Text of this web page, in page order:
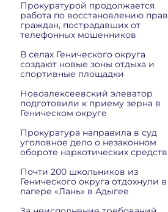
Прокуратурой продолжается
работа по восстановлению прав
граждан, пострадавших от
телефонных мошенников
В селах Генического округа
создают новые зоны отдыха и
спортивные площадки
Новоалексеевский элеватор
подготовили к приему зерна в
Геническом округе
Прокуратура направила в суд
уголовное дело о незаконном
обороте наркотических средств
Почти 200 школьников из
Генического округа отдохнули в
лагере «Лань» в Адыгее